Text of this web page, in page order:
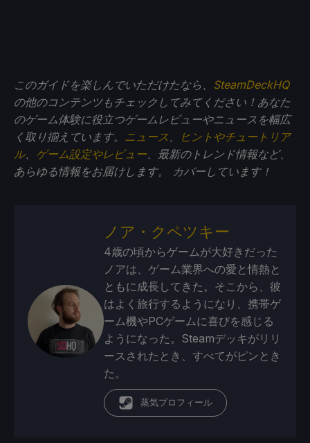
このガイドを楽しんでいただけたなら、 SteamDeckHQ
の他のコンテンツもチェックしてみてください！あなた
のゲーム体験に役立つゲームレビューやニュースを幅広
く取り揃えています。 ニュース 、
ヒントやチュートリア
ル、 ゲーム設定やレビュー、最新のトレンド情報など、
あらゆる情報をお届けします。
カバーしています！
ノア・クペツキー
4歳の頃からゲームが大好きだった
ノアは、ゲーム業界への愛と情熱と
ともに成長してきた。そこから、彼
はよく旅行するようになり、携帯ゲ
ーム機やPCゲームに喜びを感じる
ようになった。Steamデッキがリリ
ースされたとき、すべてがピンとき
た。
蒸気プロフィール